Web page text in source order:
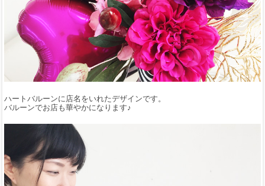
ハートバルーンに店名をいれたデザインです。
バルーンでお店も華やかになります♪